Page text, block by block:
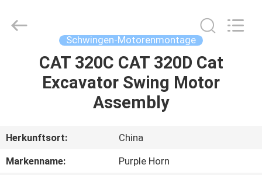
HAUS
ÜBER
UNS
Commerce
Schwingen-Motorenmontage
CAT 320C CAT 320D Cat
Excavator Swing Motor
Assembly
Herkunftsort:
China
Markenname:
Purple Horn